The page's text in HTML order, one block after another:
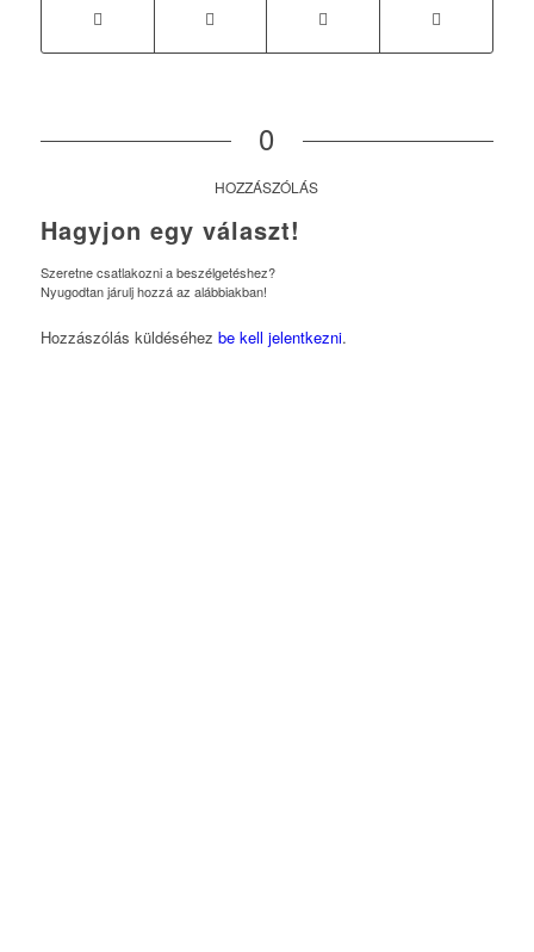
0
HOZZÁSZÓLÁS
Hagyjon egy választ!
Szeretne csatlakozni a beszélgetéshez?
Nyugodtan járulj hozzá az alábbiakban!
Hozzászólás küldéséhez be kell jelentkezni.